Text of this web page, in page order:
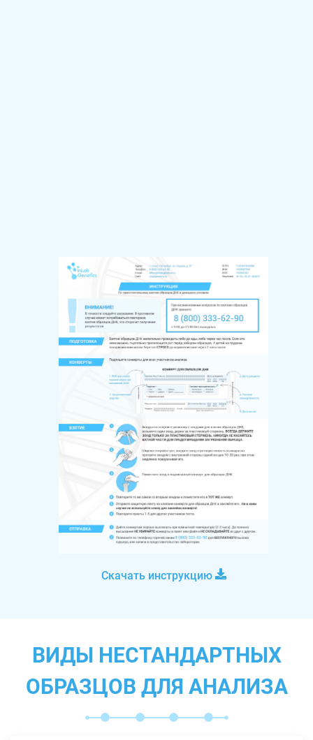
Скачать инструкцию
ВИДЫ НЕСТАНДАРТНЫХ
ОБРАЗЦОВ ДЛЯ АНАЛИЗА